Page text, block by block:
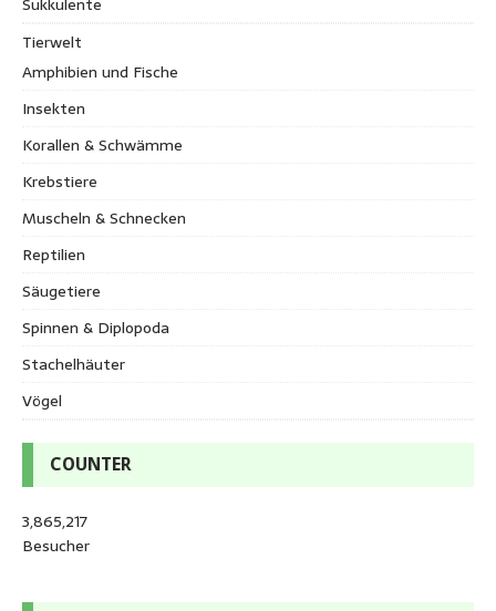
Tierwelt
Amphibien und Fische
Insekten
Korallen & Schwämme
Krebstiere
Muscheln & Schnecken
Reptilien
Säugetiere
Spinnen & Diplopoda
Stachelhäuter
Vögel
COUNTER
3,865,217
Besucher